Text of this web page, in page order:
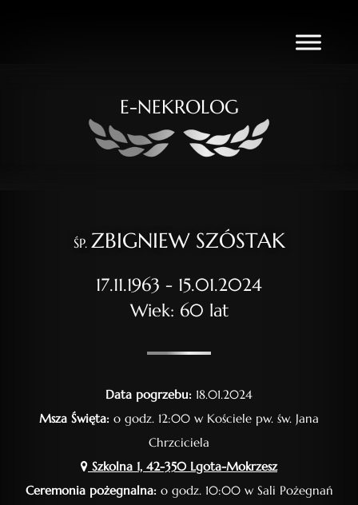
E-NEKROLOG
ŚP. ZBIGNIEW SZÓSTAK
17.11.1963 - 15.01.2024
Wiek: 60 lat
Data pogrzebu: 18.01.2024
Msza Święta: o godz. 12:00 w Kościele pw. św. Jana
Chrzciciela
Szkolna 1, 42-350 Lgota-Mokrzesz
Ceremonia pożegnalna:o godz. 10:00 w Sali Pożegnań